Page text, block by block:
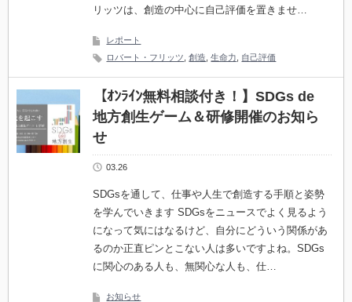
リッツは、創造の中心に自己評価を置きませ…
レポート
ロバート・フリッツ ,創造 ,生命力 自己評価
【ｵﾝﾗｲﾝ無料相談付き！】SDGs de
地方創生ゲーム＆研修開催のお知ら
せ
03.26
SDGsを通して、仕事や人生で創造する手順と姿勢
を学んでいきます SDGsをニュースでよく見るよう
になって気にはなるけど、自分にどういう関係があ
るのか正直ピンとこない人は多いですよね。SDGs
に関心のある人も、無関心な人も、仕…
お知らせ